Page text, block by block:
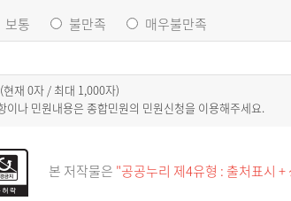
보통 불만족 매우불만족
현재0자 / 최대 1,000자)
이나 민원내용은 종합민원의 민원신청을 이용해주세요.
본 저작물은 "공공누리 제4유형 : 출처표시